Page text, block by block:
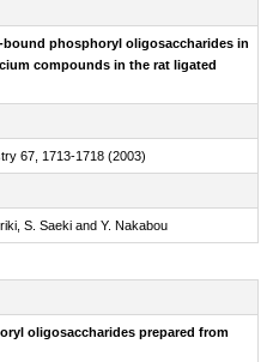
bound phosphoryl oligosaccharides in
compounds in the rat ligated
67, 1713-1718 (2003)
S. Saeki and Y. Nakabou
oligosaccharides prepared from